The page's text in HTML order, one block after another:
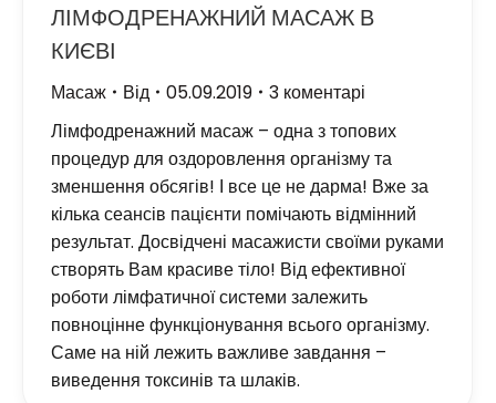
ЛІМФОДРЕНАЖНИЙ МАСАЖ В
КИЄВІ
Масаж Від 05.09.2019
3 коментарі
Лімфодренажний масаж – одна з топових
процедур для оздоровлення організму та
зменшення обсягів! І все це не дарма! Вже за
кілька сеансів пацієнти помічають відмінний
результат. Досвідчені масажисти своїми руками
створять Вам красиве тіло! Від ефективної
роботи лімфатичної системи залежить
повноцінне функціонування всього організму.
Саме на ній лежить важливе завдання –
виведення токсинів та шлаків.